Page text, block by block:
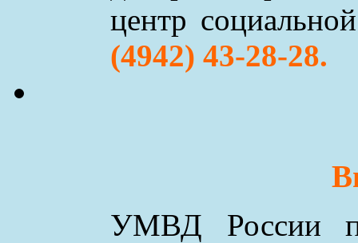
центр
(4942) 43-28-28.
УМВД России